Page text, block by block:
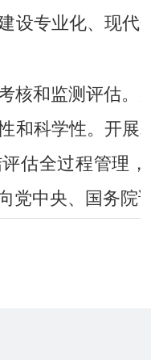
设专业化、现
核和监测评估。
和科学性。开
估全过程管理
党中央、国务院